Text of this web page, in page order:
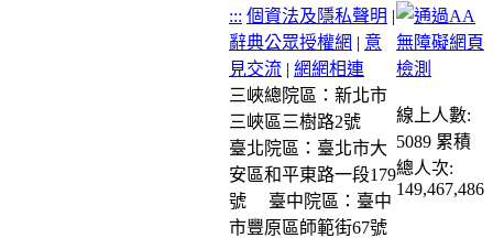
::: 個資法及隱私聲明 |
辭典公眾授權網 | 意
見交流 | 網網相連
三峽總院區：新北市
三峽區三樹路2號
臺北院區：臺北市大
安區和平東路一段179
號
臺中院區：臺中
市豐原區師範街67號
線上人數:
5089 累積
總人次:
149,467,486